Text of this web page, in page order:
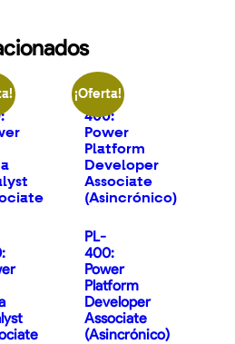
¡Oferta!
PL-
400:
Power
Platform
Developer
Associate
(Asincrónico)